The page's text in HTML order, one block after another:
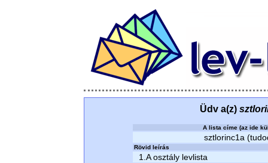
Üdv a(z)
A lista címe (az ide
sztlorinc1a
Rövid leírás
1.A osztály levlista